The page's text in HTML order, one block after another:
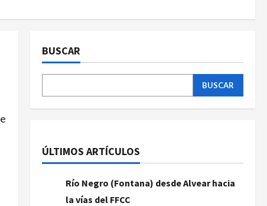
BUSCAR
BUSCAR
ÚLTIMOS ARTÍCULOS
Río Negro (Fontana) desde Alvear hacia
la vías del FFCC